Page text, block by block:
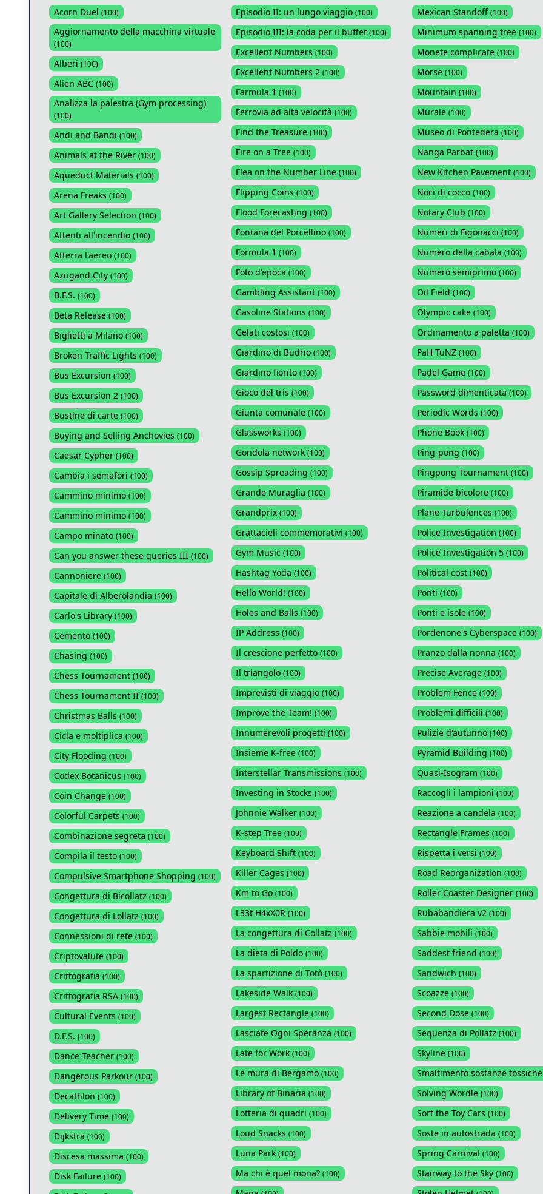
Acorn Duel (100)
Aggiornamento della macchina virtuale
(100)
Alberi (100)
Alien ABC (100)
Analizza la palestra (Gym processing)
(100)
Andi and Bandi (100)
Animals at the River (100)
Aqueduct Materials (100)
Arena Freaks (100)
Art Gallery Selection (100)
Attenti all'incendio (100)
Atterra l'aereo (100)
Azugand City (100)
B.F.S. (100)
Beta Release (100)
Biglietti a Milano (100)
Broken Traffic Lights (100)
Bus Excursion (100)
Bus Excursion 2 (100)
Bustine di carte (100)
Buying and Selling Anchovies (100)
Caesar Cypher (100)
Cambia i semafori (100)
Cammino minimo (100)
Cammino minimo (100)
Campo minato (100)
Can you answer these queries III (100)
Cannoniere (100)
Capitale di Alberolandia (100)
Carlo's Library (100)
Cemento (100)
Chasing (100)
Chess Tournament (100)
Chess Tournament II (100)
Christmas Balls (100)
Cicla e moltiplica (100)
City Flooding (100)
Codex Botanicus (100)
Coin Change (100)
Colorful Carpets (100)
Combinazione segreta (100)
Compila il testo (100)
Compulsive Smartphone Shopping (100)
Congettura di Bicollatz (100)
Congettura di Lollatz (100)
Connessioni di rete (100)
Criptovalute (100)
Crittografia (100)
Crittografia RSA (100)
Cultural Events (100)
D.F.S. (100)
Dance Teacher (100)
Dangerous Parkour (100)
Decathlon (100)
Delivery Time (100)
Dijkstra (100)
Discesa massima (100)
Disk Failure (100)
Episodio II: un lungo viaggio (100)
Episodio III: la coda per il buffet (100)
Excellent Numbers (100)
Excellent Numbers 2 (100)
Farmula 1 (100)
Ferrovia ad alta velocità (100)
Find the Treasure (100)
Fire on a Tree (100)
Flea on the Number Line (100)
Flipping Coins (100)
Flood Forecasting (100)
Fontana del Porcellino (100)
Formula 1 (100)
Foto d'epoca (100)
Gambling Assistant (100)
Gasoline Stations (100)
Gelati costosi (100)
Giardino di Budrio (100)
Giardino fiorito (100)
Gioco del tris (100)
Giunta comunale (100)
Glassworks (100)
Gondola network (100)
Gossip Spreading (100)
Grande Muraglia (100)
Grandprix (100)
Grattacieli commemorativi (100)
Gym Music (100)
Hashtag Yoda (100)
Hello World! (100)
Holes and Balls (100)
IP Address (100)
Il crescione perfetto (100)
Il triangolo (100)
Imprevisti di viaggio (100)
Improve the Team! (100)
Innumerevoli progetti (100)
Insieme K-free (100)
Interstellar Transmissions (100)
Investing in Stocks (100)
Johnnie Walker (100)
K-step Tree (100)
Keyboard Shift (100)
Killer Cages (100)
Km to Go (100)
L33t H4xX0R (100)
La congettura di Collatz (100)
La dieta di Poldo (100)
La spartizione di Totò (100)
Lakeside Walk (100)
Largest Rectangle (100)
Lasciate Ogni Speranza (100)
Late for Work (100)
Le mura di Bergamo (100)
Library of Binaria (100)
Lotteria di quadri (100)
Loud Snacks (100)
Luna Park (100)
Ma chi è quel mona? (100)
Mexican Standoff (100)
Minimum spanning tree (100)
Monete complicate (100)
Morse (100)
Mountain (100)
Murale (100)
Museo di Pontedera (100)
Nanga Parbat (100)
New Kitchen Pavement (100)
Noci di cocco (100)
Notary Club (100)
Numeri di Figonacci (100)
Numero della cabala (100)
Numero semiprimo (100)
Oil Field (100)
Olympic cake (100)
Ordinamento a paletta (100)
PaH TuNZ (100)
Padel Game (100)
Password dimenticata (100)
Periodic Words (100)
Phone Book (100)
Ping-pong (100)
Pingpong Tournament (100)
Piramide bicolore (100)
Plane Turbulences (100)
Police Investigation (100)
Police Investigation 5 (100)
Political cost (100)
Ponti (100)
Ponti e isole (100)
Pordenone's Cyberspace (100)
Pranzo dalla nonna (100)
Precise Average (100)
Problem Fence (100)
Problemi difficili (100)
Pulizie d'autunno (100)
Pyramid Building (100)
Quasi-Isogram (100)
Raccogli i lampioni (100)
Reazione a candela (100)
Rectangle Frames (100)
Rispetta i versi (100)
Road Reorganization (100)
Roller Coaster Designer (100)
Rubabandiera v2 (100)
Sabbie mobili (100)
Saddest friend (100)
Sandwich (100)
Scoazze (100)
Second Dose (100)
Sequenza di Pollatz (100)
Skyline (100)
Smaltimento sostanze tossiche
Solving Wordle (100)
Sort the Toy Cars (100)
Soste in autostrada (100)
Spring Carnival (100)
Stairway to the Sky (100)